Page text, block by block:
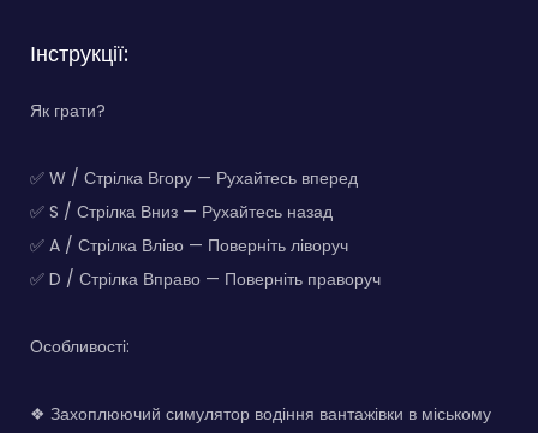
Інструкції:
Як грати?
✅ W / Стрілка Вгору — Рухайтесь вперед
✅ S / Стрілка Вниз — Рухайтесь назад
✅ A / Стрілка Вліво — Поверніть ліворуч
✅ D / Стрілка Вправо — Поверніть праворуч
Особливості:
❖ Захоплюючий симулятор водіння вантажівки в міському